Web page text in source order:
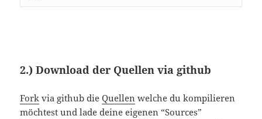
2.) Download der Quellen via github
Fork via github dieQuellen welche du kompilieren
möchtest und lade deine eigenen “Sources”